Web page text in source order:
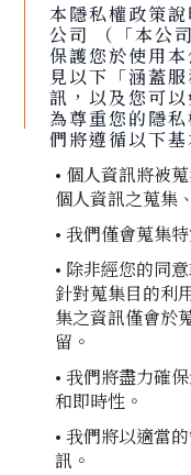
本隱私權政策
公司 （「本公
保護您於使用
見以下「涵蓋
訊，以及您可
為尊重您的隱
們將遵循以下基
• 個人資訊將被
個人資訊之蒐集
• 我們僅會蒐集
• 除非經您的同
針對蒐集目的利
集之資訊僅會於
留。
• 我們將盡力確
和即時性。
• 我們將以適當
訊。